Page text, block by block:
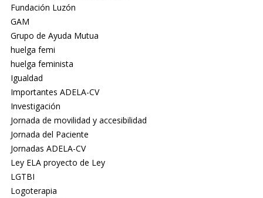
Fundación Luzón
GAM
Grupo de Ayuda Mutua
huelga femi
huelga feminista
Igualdad
Importantes ADELA-CV
Investigación
Jornada de movilidad y accesibilidad
Jornada del Paciente
Jornadas ADELA-CV
Ley ELA proyecto de Ley
LGTBI
Logoterapia